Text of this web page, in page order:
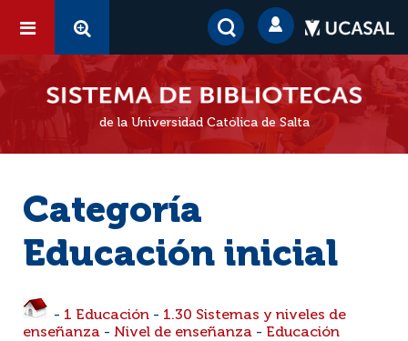
de la Universidad Católica de Salta
Categoría
Educación inicial
- 1 Educación - 1.30 Sistemas y niveles de
enseñanza - Nivel de enseñanza - Educación